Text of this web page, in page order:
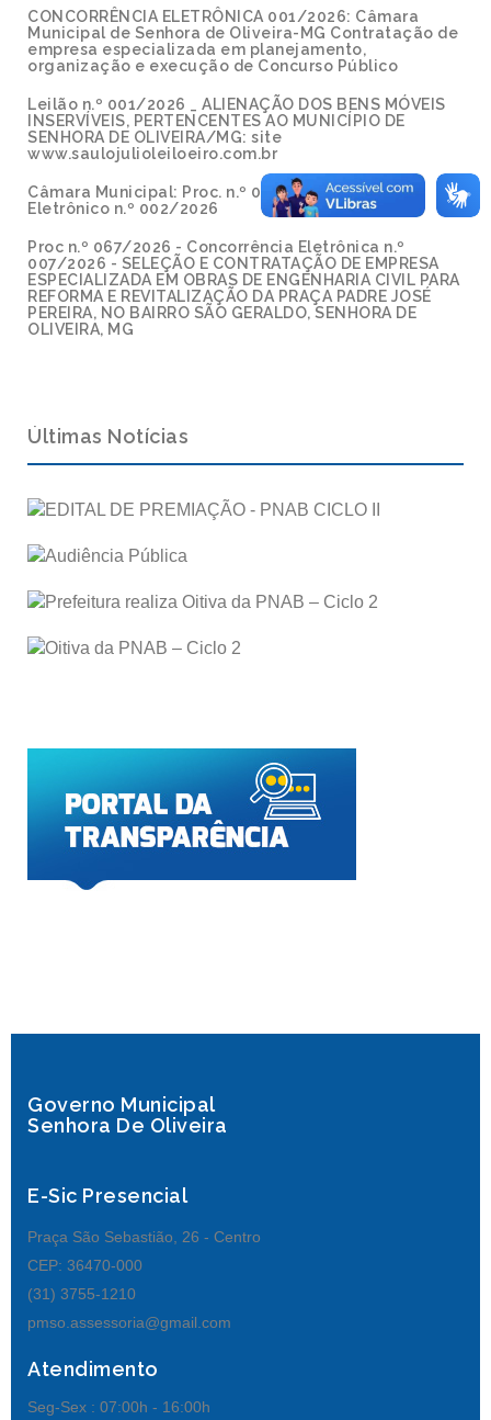
CONCORRÊNCIA ELETRÔNICA 001/2026: Câmara
Municipal de Senhora de Oliveira-MG Contratação de
empresa especializada em planejamento,
organização e execução de Concurso Público
Leilão n.º 001/2026 _ ALIENAÇÃO DOS BENS MÓVEIS
INSERVÍVEIS, PERTENCENTES AO MUNICÍPIO DE
SENHORA DE OLIVEIRA/MG: site
www.saulojulioleiloeiro.com.br
Câmara Municipal: Proc. n.º 002/2026 - Pregão
Eletrônico n.º 002/2026
Proc n.º 067/2026 - Concorrência Eletrônica n.º
007/2026 - SELEÇÃO E CONTRATAÇÃO DE EMPRESA
ESPECIALIZADA EM OBRAS DE ENGENHARIA CIVIL PARA
REFORMA E REVITALIZAÇÃO DA PRAÇA PADRE JOSÉ
PEREIRA, NO BAIRRO SÃO GERALDO, SENHORA DE
OLIVEIRA, MG
Últimas Notícias
Governo Municipal
Senhora De Oliveira
E-Sic Presencial
Praça São Sebastião, 26 - Centro
CEP: 36470-000
(31) 3755-1210
pmso.assessoria@gmail.com
Atendimento
Seg-Sex : 07:00h - 16:00h